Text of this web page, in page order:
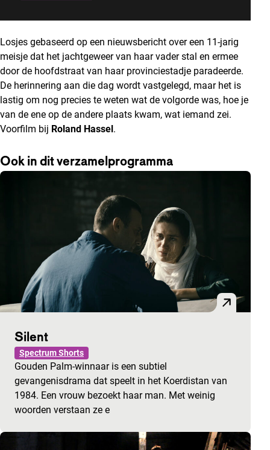
Losjes gebaseerd op een nieuwsbericht over een 11-jarig
meisje dat het jachtgeweer van haar vader stal en ermee
door de hoofdstraat van haar provinciestadje paradeerde.
De herinnering aan die dag wordt vastgelegd, maar het is
lastig om nog precies te weten wat de volgorde was, hoe je
van de ene op de andere plaats kwam, wat iemand zei.
Voorfilm bij Roland Hassel.
Ook in dit verzamelprogramma
Silent
Spectrum Shorts
Gouden Palm-winnaar is een subtiel
gevangenisdrama dat speelt in het Koerdistan van
1984. Een vrouw bezoekt haar man. Met weinig
woorden verstaan ze e